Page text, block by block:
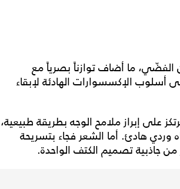
الفضّي، ما أضاف توازناً بصرياً مع
أسلوب الإكسسوارات الهادئة لإبقاء
على إبراز ملامح الوجه بطريقة طبيعية،
وردي هادئ. أما الشعر فجاء بتسريحة
جاذبية تصميم الكتف الواحدة.